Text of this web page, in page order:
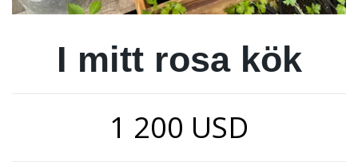
I mitt rosa kök
1 200 USD